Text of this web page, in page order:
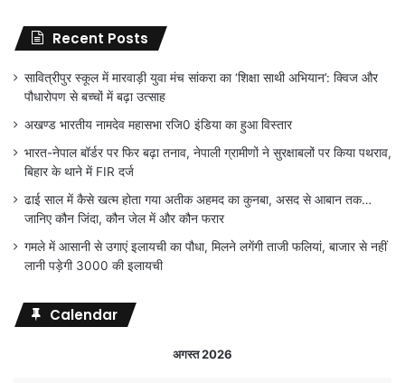
Recent Posts
सावित्रीपुर स्कूल में मारवाड़ी युवा मंच सांकरा का ‘शिक्षा साथी अभियान’: क्विज और
पौधारोपण से बच्चों में बढ़ा उत्साह
अखण्ड भारतीय नामदेव महासभा रजि0 इंडिया का हुआ विस्तार
भारत-नेपाल बॉर्डर पर फिर बढ़ा तनाव, नेपाली ग्रामीणों ने सुरक्षाबलों पर किया पथराव,
बिहार के थाने में FIR दर्ज
ढाई साल में कैसे खत्म होता गया अतीक अहमद का कुनबा, असद से आबान तक…
जानिए कौन जिंदा, कौन जेल में और कौन फरार
गमले में आसानी से उगाएं इलायची का पौधा, मिलने लगेंगी ताजी फलियां, बाजार से नहीं
लानी पड़ेगी 3000 की इलायची
Calendar
अगस्त 2026